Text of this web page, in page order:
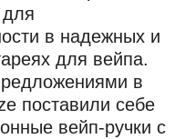
для
в надежных и
для вейпа.
в
поставили себе
вейп-ручки с